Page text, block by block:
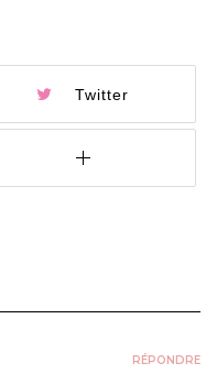
Twitter
RÉPONDRE